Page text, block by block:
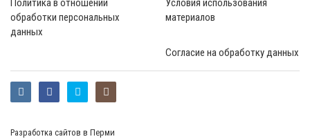
обработки персональных
данных
материалов
Согласие на обработку данных
Разработка сайтов в Перми